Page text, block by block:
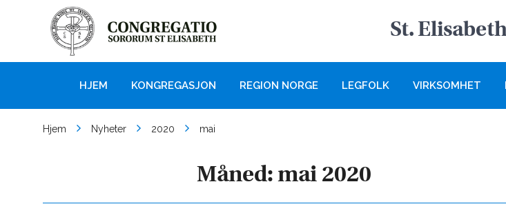
St.
HJEM KONGREGASJON REGION NORGE LEGFOLK VIRKSOMHET
Hjem Nyheter 2020 mai
Måned:mai 2020